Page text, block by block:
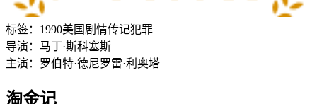
标签： 1990美国 剧情传记犯罪
导演： 马丁·斯科塞斯
主演： 罗伯特·德尼罗雷·利奥塔
淘金记